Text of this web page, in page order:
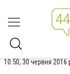
10:50, 30 червня 2016